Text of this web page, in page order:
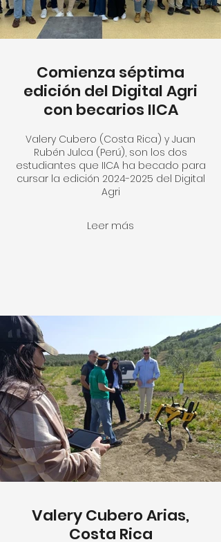
Comienza séptima
edición del Digital Agri
con becarios IICA
Valery Cubero (Costa Rica) y Juan
Rubén Julca (Perú), son los dos
estudiantes que IICA ha becado para
cursar la edición 2024-2025 del Digital
Agri
Leer más
Valery Cubero Arias,
Costa Rica